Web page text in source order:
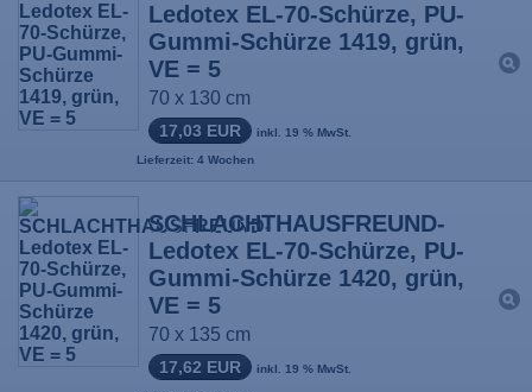
Ledotex EL-70-Schürze, PU-
Gummi-Schürze 1419, grün,
VE = 5
70 x 130 cm
17,03 EUR inkl. 19 % MwSt.
Lieferzeit: 4 Wochen
SCHLACHTHAUSFREUND-
Ledotex EL-70-Schürze, PU-
Gummi-Schürze 1420, grün,
VE = 5
70 x 135 cm
17,62 EUR inkl. 19 % MwSt.